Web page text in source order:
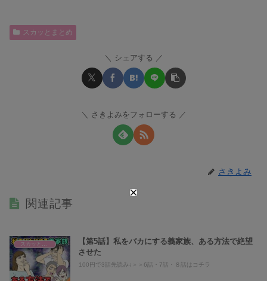
スカッとまとめ
シェアする
さきよみをフォローする
さきよみ
関連記事
スカッとまとめ
【第5話】私をバカにする義家族、ある方法で絶望
させた
100円で3話先読み↓＞＞6話・7話・８話はコチラ